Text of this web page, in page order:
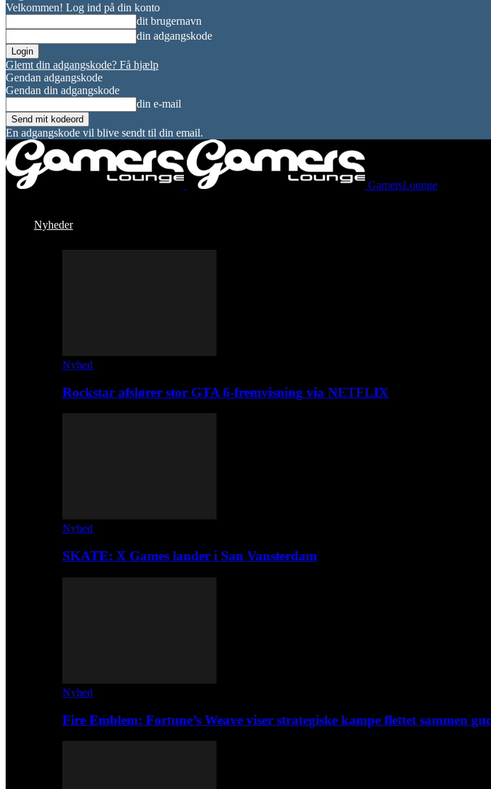
Velkommen! Log ind på din konto
dit brugernavn
din adgangskode
Glemt din adgangskode? Få hjælp
Gendan adgangskode
Gendan din adgangskode
din e-mail
En adgangskode vil blive sendt til din email.
GamersLounge
Nyheder
Nyhed
Rockstar afslører stor GTA 6-fremvisning via NETFLIX
Nyhed
SKATE: X Games lander i San Vansterdam
Nyhed
Fire Emblem: Fortune’s Weave viser strategiske kampe flettet sammen